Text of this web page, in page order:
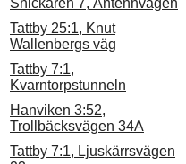
Snickaren 7, Antennvägen
Tattby 25:1, Knut
Wallenbergs väg
Tattby 7:1,
Kvarntorpstunneln
Hanviken 3:52,
Trollbäcksvägen 34A
Tattby 7:1, Ljuskärrsvägen